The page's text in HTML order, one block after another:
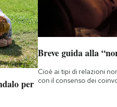
per
Breve guida alla
Cioè ai tipi di relazioni
con il consenso dei